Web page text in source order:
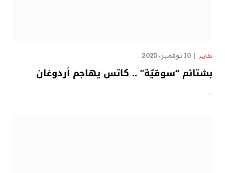
تقارير 10 نوفمبر، 2025
بشتائم “سوقيّة” .. كاتس يهاجم أردوغان
…